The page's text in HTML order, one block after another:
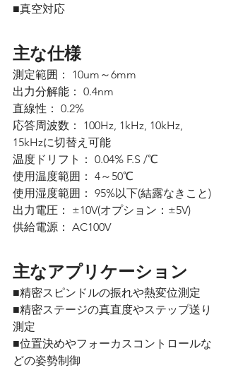
■真空対応
主な仕様
測定範囲： 10um～6mm
出力分解能： 0.4nm
直線性： 0.2%
応答周波数： 100Hz, 1kHz, 10kHz,
15kHzに切替え可能
温度ドリフト： 0.04% F.S /℃
使用温度範囲： 4～50℃
使用湿度範囲： 95%以下(結露なきこと)
出力電圧： ±10V(オプション：±5V)
供給電源： AC100V
主なアプリケーション
■精密スピンドルの振れや熱変位測定
■精密ステージの真直度やステップ送り
測定
■位置決めやフォーカスコントロールな
どの姿勢制御